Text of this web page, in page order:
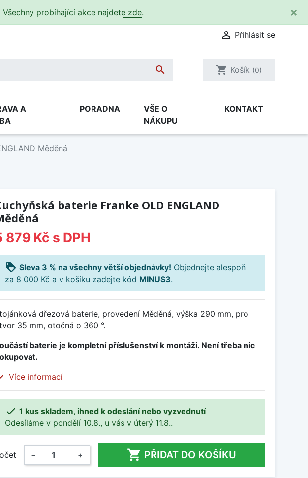
Všechny probíhající akce najdete zde. ×
 Přihlásit se
 shopping_cart Košík (0)
A
PORADNA
VŠE O
NÁKUPU
KONTAKT
Měděná
baterie Franke OLD ENGLAND
879 Kč s DPH
loyalty Sleva 3 % na všechny větší objednávky! Objednejte alespoň
za 8 000 Kč a v košíku zadejte kód MINUS3.
dřezová baterie, provedení Měděná, výška 290 mm, pro
35 mm, otočná o 360 °.
baterie je kompletní příslušenství k montáži. Není třeba nic
Více informací
 1 kus skladem, ihned k odeslání nebo vyzvednutí
Odesíláme v pondělí 10.8., u vás v úterý 11.8..
− +  PŘIDAT DO KOŠÍKU